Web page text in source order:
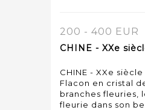
200 - 400 EUR
CHINE - XXe
CHINE - XXe siècle
Flacon en cristal
branches fleuries,
fleurie dans son